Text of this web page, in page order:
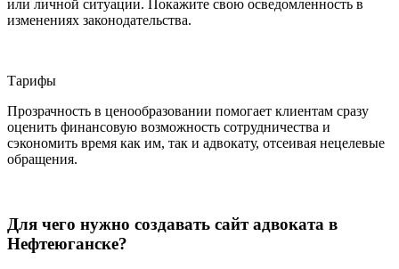
или личной ситуации. Покажите свою осведомленность в
изменениях законодательства.
Тарифы
Прозрачность в ценообразовании помогает клиентам сразу
оценить финансовую возможность сотрудничества и
сэкономить время как им, так и адвокату, отсеивая нецелевые
обращения.
Для чего нужно создавать сайт адвоката в
Нефтеюганске?